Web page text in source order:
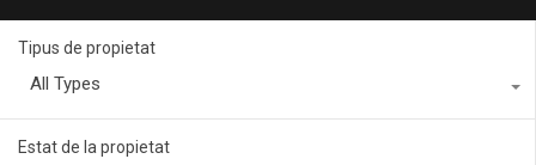
Tipus de propietat
All Types
Estat de la propietat